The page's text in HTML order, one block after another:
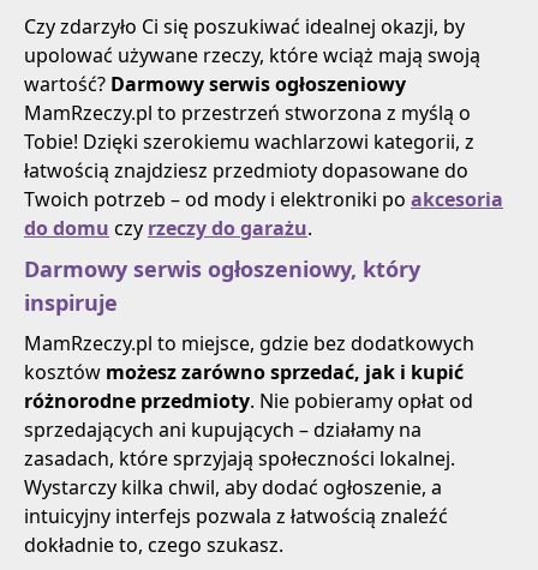
Czy zdarzyło Ci się poszukiwać idealnej okazji, by
upolować używane rzeczy, które wciąż mają swoją
wartość? Darmowy serwis ogłoszeniowy
MamRzeczy.pl to przestrzeń stworzona z myślą o
Tobie! Dzięki szerokiemu wachlarzowi kategorii, z
łatwością znajdziesz przedmioty dopasowane do
Twoich potrzeb – od mody i elektroniki po akcesoria
do domu czy rzeczy do garażu.
Darmowy serwis ogłoszeniowy, który
inspiruje
MamRzeczy.pl to miejsce, gdzie bez dodatkowych
kosztów możesz zarówno sprzedać, jak i kupić
różnorodne przedmioty. Nie pobieramy opłat od
sprzedających ani kupujących – działamy na
zasadach, które sprzyjają społeczności lokalnej.
Wystarczy kilka chwil, aby dodać ogłoszenie, a
intuicyjny interfejs pozwala z łatwością znaleźć
dokładnie to, czego szukasz.